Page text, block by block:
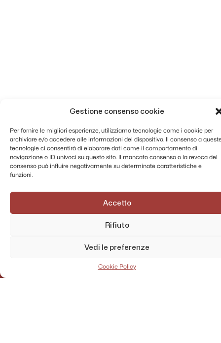
Gestione consenso cookie
Per fornire le migliori esperienze, utilizziamo tecnologie come i cookie per
archiviare e/o accedere alle informazioni del dispositivo. Il consenso a
tecnologie ci consentirà di elaborare dati come il comportamento di
navigazione o ID univoci su questo sito. Il mancato consenso o la revoca del
consenso può influire negativamente su determinate caratteristiche e
funzioni.
Accetto
Rifiuto
Vedi le preferenze
Cookie Policy
AMMINISTRAZIONE TRASPARENTE
CONTATTI
MAPPA DEL SITO